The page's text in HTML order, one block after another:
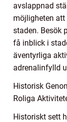
avslappnad
möjligheten
staden. Besök
få inblick i
äventyrliga
adrenalinfylld
Historisk
Roliga
Historiskt sett